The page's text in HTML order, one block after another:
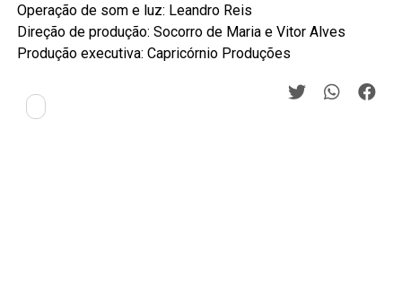
Operação de som e luz: Leandro Reis
Direção de produção: Socorro de Maria e Vitor Alves
Produção executiva: Capricórnio Produções